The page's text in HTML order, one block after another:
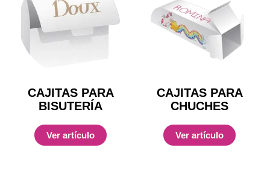
CAJITAS PARA
BISUTERÍA
Ver artículo
CAJITAS PARA
CHUCHES
Ver artículo